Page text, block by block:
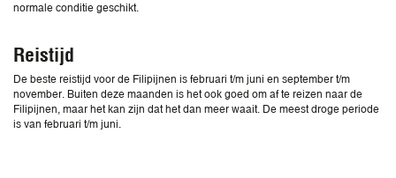
normale conditie geschikt.
Reistijd
De beste reistijd voor de Filipijnen is februari t/m juni en september t/m
november. Buiten deze maanden is het ook goed om af te reizen naar de
Filipijnen, maar het kan zijn dat het dan meer waait. De meest droge periode
is van februari t/m juni.